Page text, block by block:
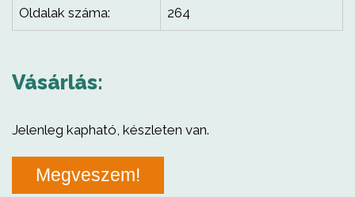
Oldalak száma: 264
Vásárlás:
Jelenleg kapható, készleten van.
Megveszem!